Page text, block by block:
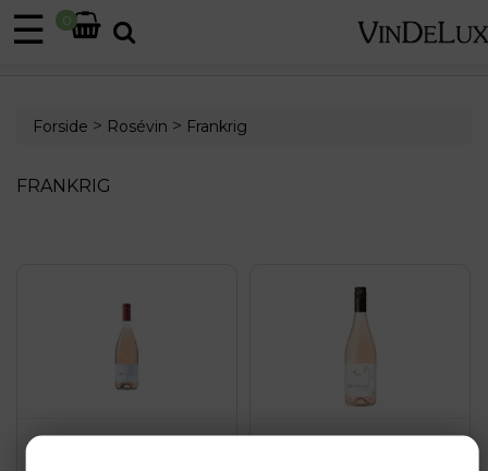
☰ 0
Forside > Rosévin > Frankrig
FRANKRIG